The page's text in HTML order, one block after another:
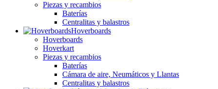
Piezas y recambios
Baterías
Centralitas y balastros
Hoverboards
Hoverboards
Hoverkart
Piezas y recambios
Baterías
Cámara de aire, Neumáticos y Llantas
Centralitas y balastros